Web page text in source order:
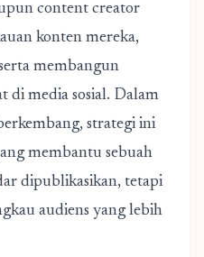
content creator
konten mereka,
membangun
di media sosial. Dalam
strategi ini
membantu sebuah
dipublikasikan, tetapi
audiens yang lebih